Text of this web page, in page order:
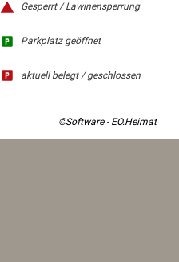
Gesperrt / Lawinensperrung
Parkplatz geöffnet
aktuell belegt / geschlossen
©Software - EO.Heimat